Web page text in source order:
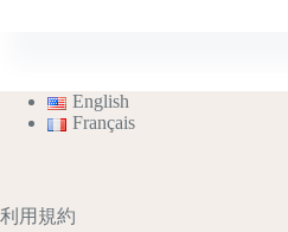
English
Français
利用規約